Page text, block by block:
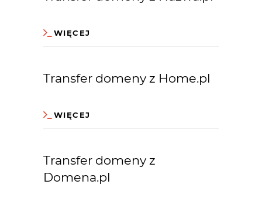
WIĘCEJ
Transfer domeny z Home.pl
WIĘCEJ
Transfer domeny z
Domena.pl